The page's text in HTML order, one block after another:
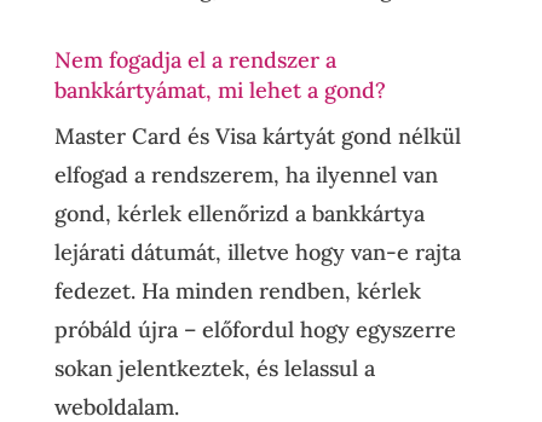
Nem fogadja el a rendszer a
bankkártyámat, mi lehet a gond?
Master Card és Visa kártyát gond nélkül
elfogad a rendszerem, ha ilyennel van
gond, kérlek ellenőrizd a bankkártya
lejárati dátumát, illetve hogy van-e rajta
fedezet. Ha minden rendben, kérlek
próbáld újra – előfordul hogy egyszerre
sokan jelentkeztek, és lelassul a
weboldalam.